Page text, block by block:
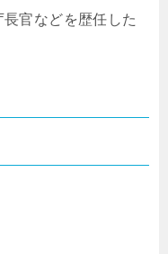
官などを歴任した